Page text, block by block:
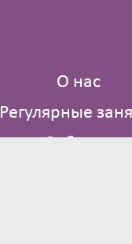
О нас
Регулярные
События